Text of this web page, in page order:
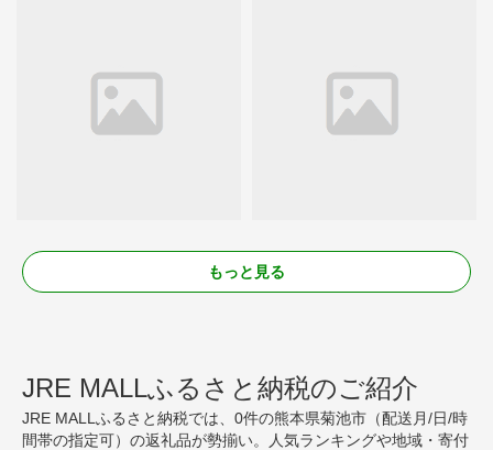
もっと見る
JRE MALLふるさと納税のご紹介
JRE MALLふるさと納税では、0件の熊本県菊池市（配送月/日/時
間帯の指定可）の返礼品が勢揃い。人気ランキングや地域・寄付